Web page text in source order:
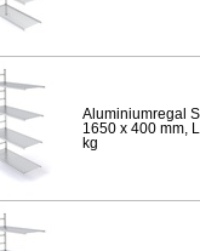
Aluminiumregal
1650 x 400 mm,
kg